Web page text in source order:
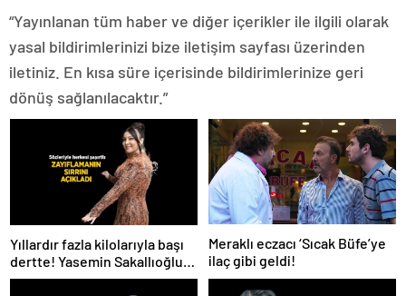
“Yayınlanan tüm haber ve diğer içerikler ile ilgili olarak
yasal bildirimlerinizi bize iletişim sayfası üzerinden
iletiniz. En kısa süre içerisinde bildirimlerinize geri
dönüş sağlanılacaktır.”
Yıllardır fazla kilolarıyla başı
dertte! Yasemin Sakallıoğlu
zayıflamasının sırrını açıkladı
Meraklı eczacı ‘Sıcak Büfe’ye
ilaç gibi geldi!